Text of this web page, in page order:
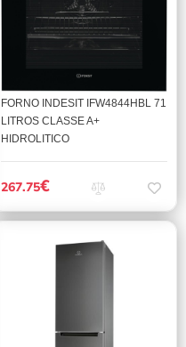
FORNO INDESIT IFW4844HBL 71
LITROS CLASSE A+
HIDROLITICO
267.75€